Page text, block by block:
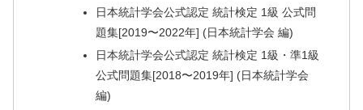
日本統計学会公式認定 統計検定 1級 公式問
題集[2019〜2022年] (日本統計学会 編)
日本統計学会公式認定 統計検定 1級・準1級
公式問題集[2018〜2019年] (日本統計学会
編)